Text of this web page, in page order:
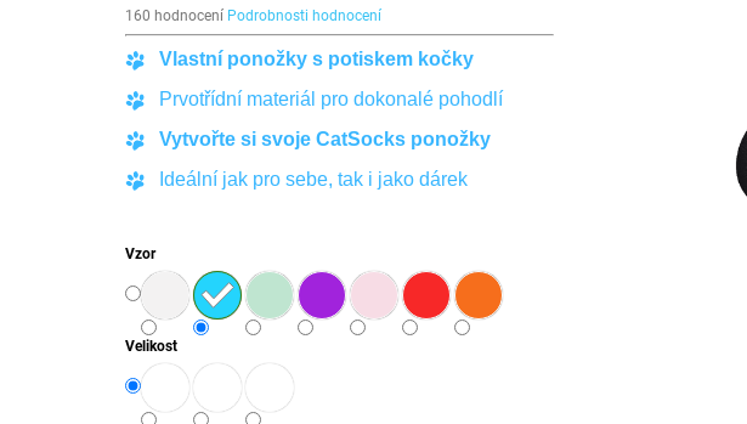
Průměrné
hodnocení
produktu
4,9
5
hvězdiček.
160 hodnocení Podrobnosti hodnocení
Vlastní ponožky s potiskem kočky
Prvotřídní materiál pro dokonalé pohodlí
Vytvořte si svoje CatSocks ponožky
Ideální jak pro sebe, tak i jako dárek
Vzor
Velikost